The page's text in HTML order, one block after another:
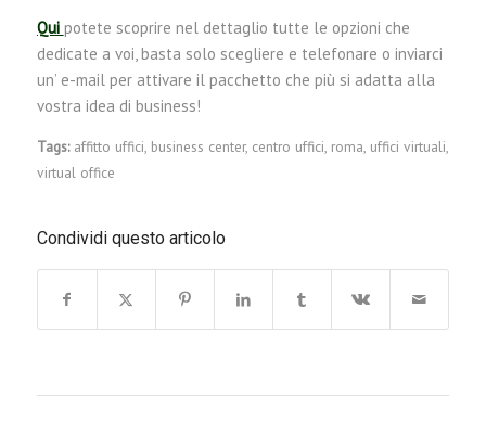
Qui potete scoprire nel dettaglio tutte le opzioni che
dedicate a voi, basta solo scegliere e telefonare o inviarci
un’ e-mail per attivare il pacchetto che più si adatta alla
vostra idea di business!
Tags: affitto uffici business center, centro uffici roma uffici virtuali
virtual office
Condividi questo articolo